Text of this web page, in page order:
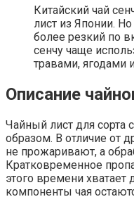
Китайский чай
лист из Японии. Но
более резкий по
сенчу чаще
травами, ягодами
Описание
Чайный лист для сорта
образом. В отличие от
не прожаривают, а
Кратковременное
этого времени
компоненты чая